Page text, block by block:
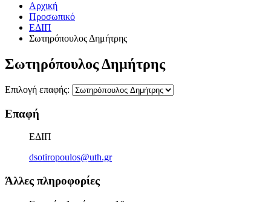
Αρχική
Προσωπικό
ΕΔΙΠ
Σωτηρόπουλος Δημήτρης
Σωτηρόπουλος Δημήτρης
Επιλογή επαφής:
Επαφή
ΕΔΙΠ
dsotiropoulos@uth.gr
Άλλες πληροφορίες